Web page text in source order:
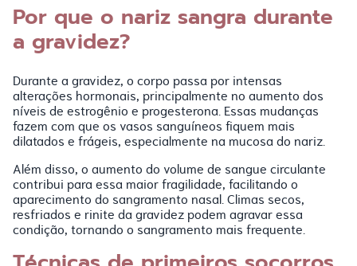
Por que o nariz sangra durante
a gravidez?
Durante a gravidez, o corpo passa por intensas
alterações hormonais, principalmente no aumento dos
níveis de estrogênio e progesterona. Essas mudanças
fazem com que os vasos sanguíneos fiquem mais
dilatados e frágeis, especialmente na mucosa do nariz.
Além disso, o aumento do volume de sangue circulante
contribui para essa maior fragilidade, facilitando o
aparecimento do sangramento nasal. Climas secos,
resfriados e rinite da gravidez podem agravar essa
condição, tornando o sangramento mais frequente.